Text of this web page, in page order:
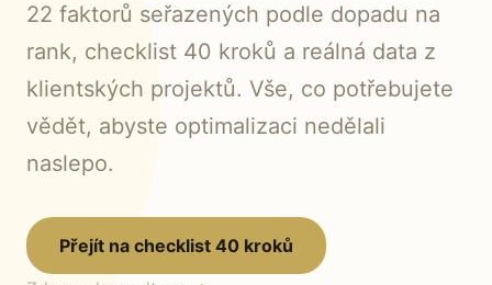
22 faktorů seřazených podle dopadu na
rank, checklist 40 kroků a reálná data z
klientských projektů. Vše, co potřebujete
vědět, abyste optimalizaci nedělali
naslepo.
Přejít na checklist 40 kroků